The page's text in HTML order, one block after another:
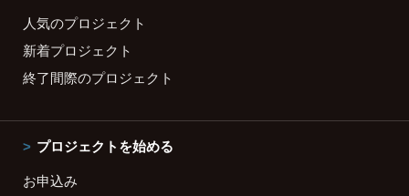
人気のプロジェクト
新着プロジェクト
終了間際のプロジェクト
プロジェクトを始める
お申込み